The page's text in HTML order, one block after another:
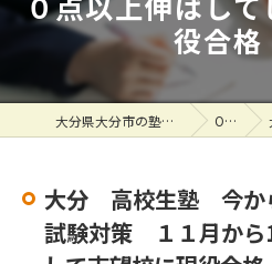
役合格
大分県大分市の塾なら大学受験専門塾 代ゼミサテライン予備校O.N.K ONK掲示板
大分 高校生塾 今か
試験対策 １１月から